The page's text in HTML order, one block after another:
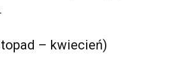
– kwiecień)